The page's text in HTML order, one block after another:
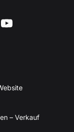
– Verkauf